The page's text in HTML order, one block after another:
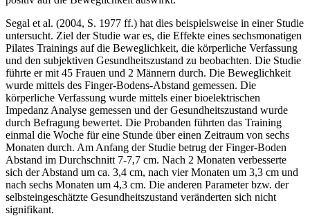
Segal et al. (2004, S. 1977 ff.) hat dies beispielsweise in einer Studie
untersucht. Ziel der Studie war es, die Effekte eines sechsmonatigen
Pilates Trainings auf die Beweglichkeit, die körperliche Verfassung
und den subjektiven Gesundheitszustand zu beobachten. Die Studie
führte er mit 45 Frauen und 2 Männern durch. Die Beweglichkeit
wurde mittels des Finger-Bodens-Abstand gemessen. Die
körperliche Verfassung wurde mittels einer bioelektrischen
Impedanz Analyse gemessen und der Gesundheitszustand wurde
durch Befragung bewertet. Die Probanden führten das Training
einmal die Woche für eine Stunde über einen Zeitraum von sechs
Monaten durch. Am Anfang der Studie betrug der Finger-Boden
Abstand im Durchschnitt 7-7,7 cm. Nach 2 Monaten verbesserte
sich der Abstand um ca. 3,4 cm, nach vier Monaten um 3,3 cm und
nach sechs Monaten um 4,3 cm. Die anderen Parameter bzw. der
selbsteingeschätzte Gesundheitszustand veränderten sich nicht
signifikant.